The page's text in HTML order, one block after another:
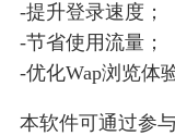
-提升登录速度；
-节省使用流量；
-优化Wap浏览体
本软件可通过参